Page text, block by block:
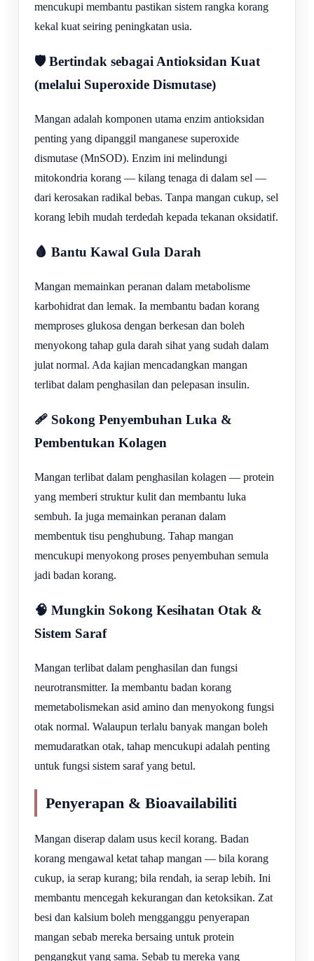
mencukupi membantu pastikan sistem rangka korang
kekal kuat seiring peningkatan usia.
🛡️ Bertindak sebagai Antioksidan Kuat
(melalui Superoxide Dismutase)
Mangan adalah komponen utama enzim antioksidan
penting yang dipanggil manganese superoxide
dismutase (MnSOD). Enzim ini melindungi
mitokondria korang — kilang tenaga di dalam sel —
dari kerosakan radikal bebas. Tanpa mangan cukup, sel
korang lebih mudah terdedah kepada tekanan oksidatif.
🩸 Bantu Kawal Gula Darah
Mangan memainkan peranan dalam metabolisme
karbohidrat dan lemak. Ia membantu badan korang
memproses glukosa dengan berkesan dan boleh
menyokong tahap gula darah sihat yang sudah dalam
julat normal. Ada kajian mencadangkan mangan
terlibat dalam penghasilan dan pelepasan insulin.
🩹 Sokong Penyembuhan Luka &
Pembentukan Kolagen
Mangan terlibat dalam penghasilan kolagen — protein
yang memberi struktur kulit dan membantu luka
sembuh. Ia juga memainkan peranan dalam
membentuk tisu penghubung. Tahap mangan
mencukupi menyokong proses penyembuhan semula
jadi badan korang.
🧠 Mungkin Sokong Kesihatan Otak &
Sistem Saraf
Mangan terlibat dalam penghasilan dan fungsi
neurotransmitter. Ia membantu badan korang
memetabolismekan asid amino dan menyokong fungsi
otak normal. Walaupun terlalu banyak mangan boleh
memudaratkan otak, tahap mencukupi adalah penting
untuk fungsi sistem saraf yang betul.
Penyerapan & Bioavailabiliti
Mangan diserap dalam usus kecil korang. Badan
korang mengawal ketat tahap mangan — bila korang
cukup, ia serap kurang; bila rendah, ia serap lebih. Ini
membantu mencegah kekurangan dan ketoksikan. Zat
besi dan kalsium boleh mengganggu penyerapan
mangan sebab mereka bersaing untuk protein
pengangkut yang sama. Sebab tu mereka yang